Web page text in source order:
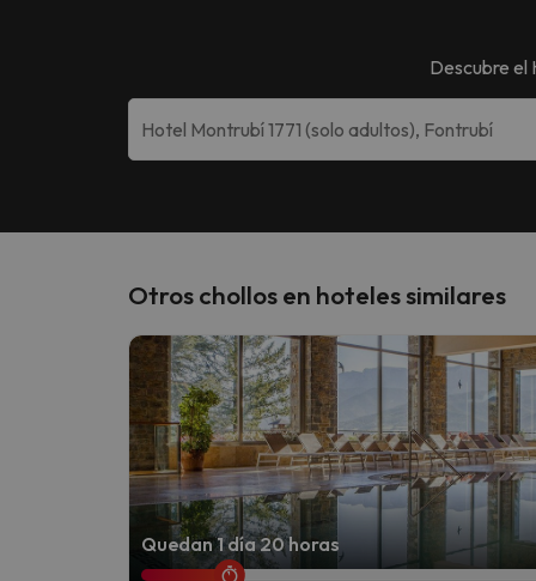
Descubre el
Otros chollos en hoteles similares
Quedan 1 día 20 horas